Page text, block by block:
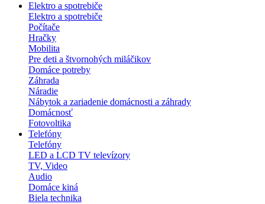
Elektro a spotrebiče
Elektro a spotrebiče
Počítače
Hračky
Mobilita
Pre deti a štvornohých miláčikov
Domáce potreby
Záhrada
Náradie
Nábytok a zariadenie domácnosti a záhrady
Domácnosť
Fotovoltika
Telefóny
Telefóny
LED a LCD TV televízory
TV, Video
Audio
Domáce kiná
Biela technika